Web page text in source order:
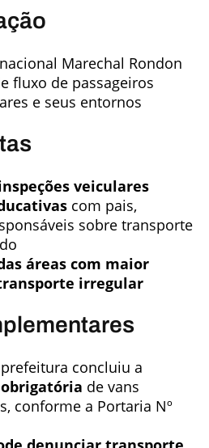
Marechal Rondon
fluxo de passageiros
e seus entornos
veiculares
com pais,
sobre transporte
áreas com maior
irregular
concluiu a
de vans
conforme a Portaria Nº